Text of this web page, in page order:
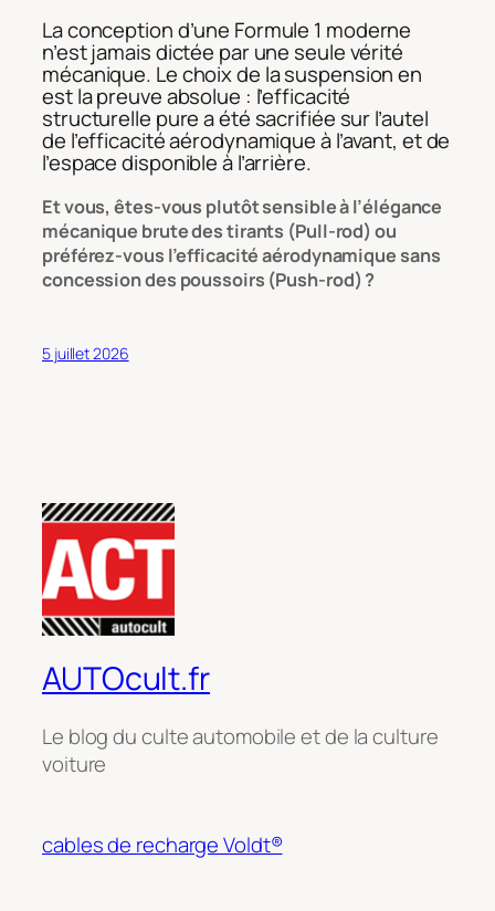
La conception d’une Formule 1 moderne
n’est jamais dictée par une seule vérité
mécanique. Le choix de la suspension en
est la preuve absolue : l’efficacité
structurelle pure a été sacrifiée sur l’autel
de l’efficacité aérodynamique à l’avant, et de
l’espace disponible à l’arrière.
Et vous, êtes-vous plutôt sensible à l’élégance
mécanique brute des tirants (Pull-rod) ou
préférez-vous l’efficacité aérodynamique sans
concession des poussoirs (Push-rod) ?
5 juillet 2026
AUTOcult.fr
Le blog du culte automobile et de la culture
voiture
cables de recharge Voldt®